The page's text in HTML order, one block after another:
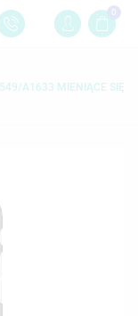
0
A1633 MIENIĄCE SIĘ